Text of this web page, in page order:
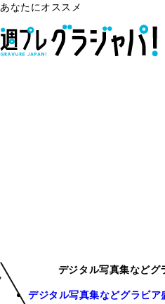
あなたにオススメ
デジタル写真集などグ
デジタル写真集などグラビア